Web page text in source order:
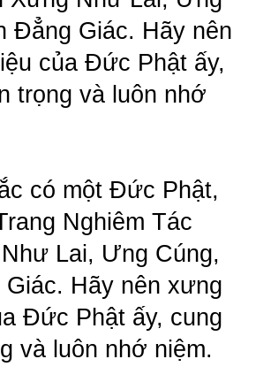
Đẳng Giác. Hãy nên
của Đức Phật ấy,
trọng và luôn nhớ
có một Đức Phật,
Nghiêm Tác
Lai, Ưng Cúng,
Hãy nên xưng
Đức Phật ấy, cung
và luôn nhớ niệm.